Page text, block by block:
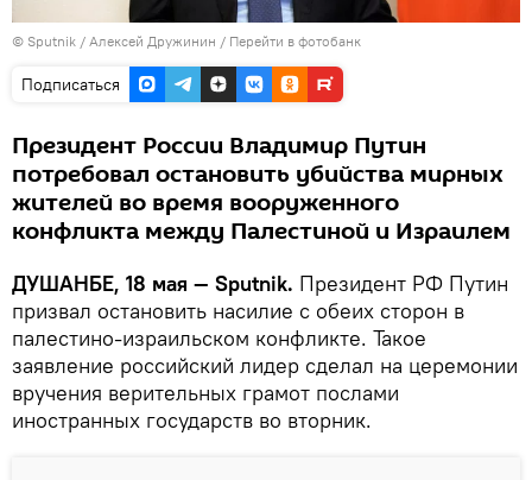
© Sputnik / Алексей Дружинин / Перейти в фотобанк
Подписаться
Президент России Владимир Путин
потребовал остановить убийства мирных
жителей во время вооруженного
конфликта между Палестиной и Израилем
ДУШАНБЕ, 18 мая — Sputnik. Президент РФ Путин
призвал остановить насилие с обеих сторон в
палестино-израильском конфликте. Такое
заявление российский лидер сделал на церемонии
вручения верительных грамот послами
иностранных государств во вторник.